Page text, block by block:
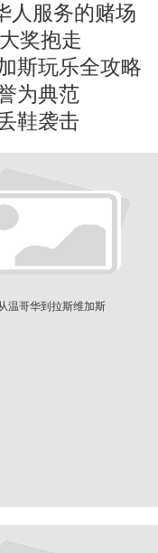
人服务的赌场
奖抱走
斯玩乐全攻略
为典范
鞋袭击
温哥华到拉斯维加斯